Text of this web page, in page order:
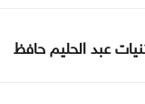
عبد الحليم حافظ